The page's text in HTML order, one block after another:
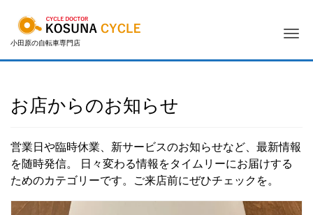
小田原の自転車専門店
お店からのお知らせ
営業日や臨時休業、新サービスのお知らせなど、最新情報
を随時発信。 日々変わる情報をタイムリーにお届けする
ためのカテゴリーです。ご来店前にぜひチェックを。